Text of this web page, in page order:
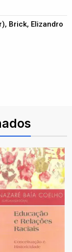
Brick, Elizandro